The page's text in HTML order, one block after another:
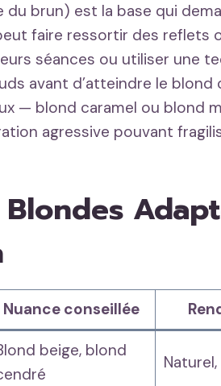
du brun) est la base qui
faire ressortir des reflets
séances ou utiliser une
avant d’atteindre le blond
— blond caramel ou blond
agressive pouvant
Blondes
Nuance conseillée
beige, blond